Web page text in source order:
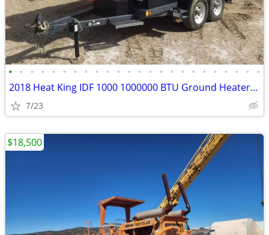
• • • • • • • • • • • • • • • • • • • • • • • •
2018 Heat King IDF 1000 1000000 BTU Ground Heater # 4718
7/23
$18,500